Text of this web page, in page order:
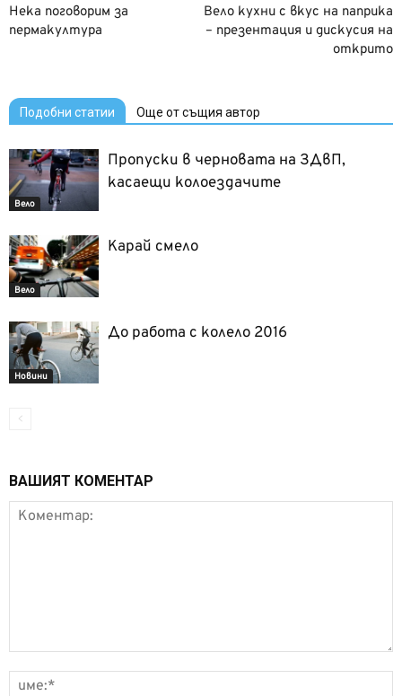
Нека поговорим за
пермакултура
Вело кухни с вкус на паприка
– презентация и дискусия на
открито
Подобни статии Още от същия автор
Вело
Пропуски в черновата на ЗДвП,
касаещи колоездачите
Вело
Карай смело
Новини
До работа с колело 2016
ВАШИЯТ КОМЕНТАР